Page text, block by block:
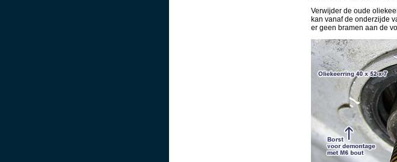
Verwijder de oude
kan vanaf de onderzijde
er geen bramen aan de